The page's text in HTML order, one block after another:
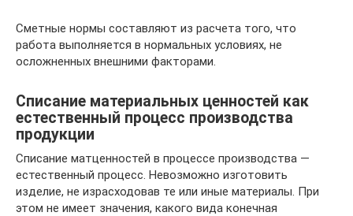
Сметные нормы составляют из расчета того, что
работа выполняется в нормальных условиях, не
осложненных внешними факторами.
Списание материальных ценностей как
естественный процесс производства
продукции
Списание матценностей в процессе производства —
естественный процесс. Невозможно изготовить
изделие, не израсходовав те или иные материалы. При
этом не имеет значения, какого вида конечная